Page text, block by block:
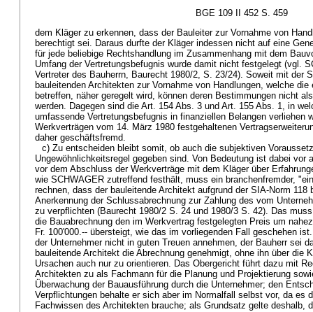
BGE 109 II 452 S. 459
dem Kläger zu erkennen, dass der Bauleiter zur Vornahme von
berechtigt sei. Daraus durfte der Kläger indessen nicht auf eine
für jede beliebige Rechtshandlung im Zusammenhang mit dem
Umfang der Vertretungsbefugnis wurde damit nicht festgelegt (vgl.
Vertreter des Bauherrn, Baurecht 1980/2, S. 23/24). Soweit mit der
bauleitenden Architekten zur Vornahme von Handlungen, welche
betreffen, näher geregelt wird, können deren Bestimmungen nicht
werden. Dagegen sind die Art. 154 Abs. 3 und Art. 155 Abs. 1, in
umfassende Vertretungsbefugnis in finanziellen Belangen verliehen
Werkverträgen vom 14. März 1980 festgehaltenen
daher geschäftsfremd.
c) Zu entscheiden bleibt somit, ob auch die subjektiven
Ungewöhnlichkeitsregel gegeben sind. Von Bedeutung ist dabei vor
vor dem Abschluss der Werkverträge mit dem Kläger über
wie SCHWAGER zutreffend festhält, muss ein branchenfremder,
rechnen, dass der bauleitende Architekt aufgrund der SIA-Norm 118
Anerkennung der Schlussabrechnung zur Zahlung des vom
zu verpflichten (Baurecht 1980/2 S. 24 und 1980/3 S. 42). Das
die Bauabrechnung den im Werkvertrag festgelegten Preis um
Fr. 100'000.-- übersteigt, wie das im vorliegenden Fall geschehen
der Unternehmer nicht in guten Treuen annehmen, der Bauherr sei
bauleitende Architekt die Abrechnung genehmigt, ohne ihn über die
Ursachen auch nur zu orientieren. Das Obergericht führt dazu mit
Architekten zu als Fachmann für die Planung und Projektierung
Überwachung der Bauausführung durch die Unternehmer; den
Verpflichtungen behalte er sich aber im Normalfall selbst vor, da es
Fachwissen des Architekten brauche; als Grundsatz gelte deshalb,